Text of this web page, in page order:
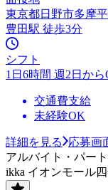
東京都日野市多摩
豊田駅 徒歩3分
シフト
1日6時間 週2日から
交通費支給
未経験OK
詳細を見る
応募画
アルバイト・パート
ikka イオンモール